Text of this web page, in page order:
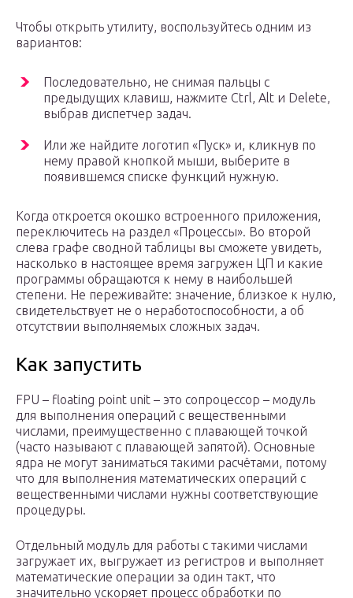
Чтобы открыть утилиту, воспользуйтесь одним из
вариантов:
Последовательно, не снимая пальцы с
предыдущих клавиш, нажмите Ctrl, Alt и Delete,
выбрав диспетчер задач.
Или же найдите логотип «Пуск» и, кликнув по
нему правой кнопкой мыши, выберите в
появившемся списке функций нужную.
Когда откроется окошко встроенного приложения,
переключитесь на раздел «Процессы». Во второй
слева графе сводной таблицы вы сможете увидеть,
насколько в настоящее время загружен ЦП и какие
программы обращаются к нему в наибольшей
степени. Не переживайте: значение, близкое к нулю,
свидетельствует не о неработоспособности, а об
отсутствии выполняемых сложных задач.
Как запустить
FPU – floating point unit – это сопроцессор – модуль
для выполнения операций с вещественными
числами, преимущественно с плавающей точкой
(часто называют с плавающей запятой). Основные
ядра не могут заниматься такими расчётами, потому
что для выполнения математических операций с
вещественными числами нужны соответствующие
процедуры.
Отдельный модуль для работы с такими числами
загружает их, выгружает из регистров и выполняет
математические операции за один такт, что
значительно ускоряет процесс обработки по